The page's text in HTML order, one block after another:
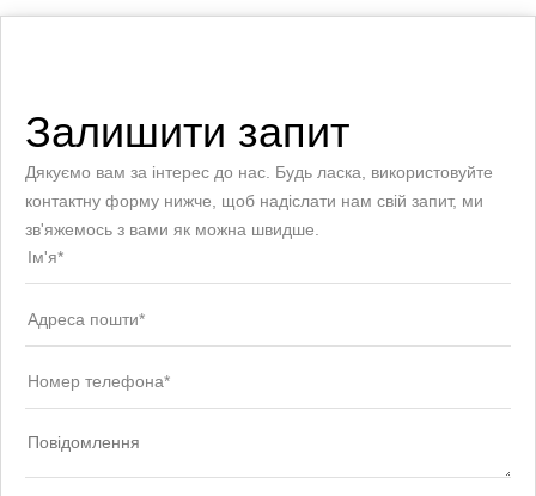
Залишити запит
Дякуємо вам за інтерес до нас. Будь ласка, використовуйте
контактну форму нижче, щоб надіслати нам свій запит, ми
зв'яжемось з вами як можна швидше.